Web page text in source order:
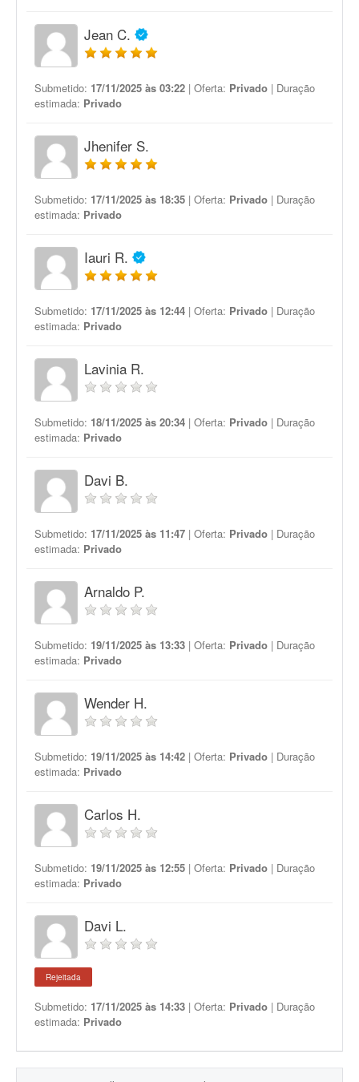
Jean C.
Submetido: 17/11/2025 às 03:22 | Oferta: Privado | Duração
estimada: Privado
Jhenifer S.
Submetido: 17/11/2025 às 18:35 | Oferta: Privado | Duração
estimada: Privado
Iauri R.
Submetido: 17/11/2025 às 12:44 | Oferta: Privado | Duração
estimada: Privado
Lavinia R.
Submetido: 18/11/2025 às 20:34 | Oferta: Privado | Duração
estimada: Privado
Davi B.
Submetido: 17/11/2025 às 11:47 | Oferta: Privado | Duração
estimada: Privado
Arnaldo P.
Submetido: 19/11/2025 às 13:33 | Oferta: Privado | Duração
estimada: Privado
Wender H.
Submetido: 19/11/2025 às 14:42 | Oferta: Privado | Duração
estimada: Privado
Carlos H.
Submetido: 19/11/2025 às 12:55 | Oferta: Privado | Duração
estimada: Privado
Davi L.
Rejeitada
Submetido: 17/11/2025 às 14:33 | Oferta: Privado | Duração
estimada: Privado